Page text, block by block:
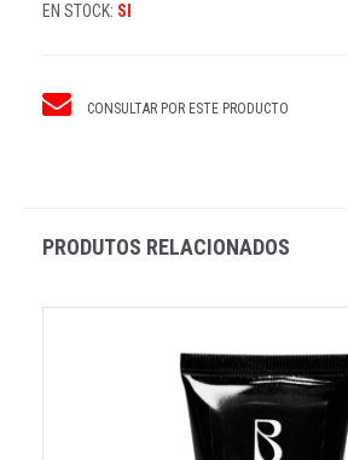
EN STOCK: SI
CONSULTAR POR ESTE PRODUCTO
PRODUTOS RELACIONADOS